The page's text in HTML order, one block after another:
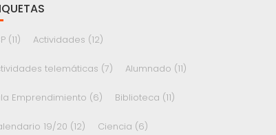
(11) Actividades (12)
telemáticas (7) Alumnado (11)
Emprendimiento (6) Biblioteca (11)
19/20 (12) Ciencia (6)